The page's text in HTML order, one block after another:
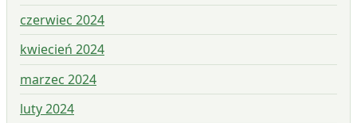
czerwiec 2024
kwiecień 2024
marzec 2024
luty 2024